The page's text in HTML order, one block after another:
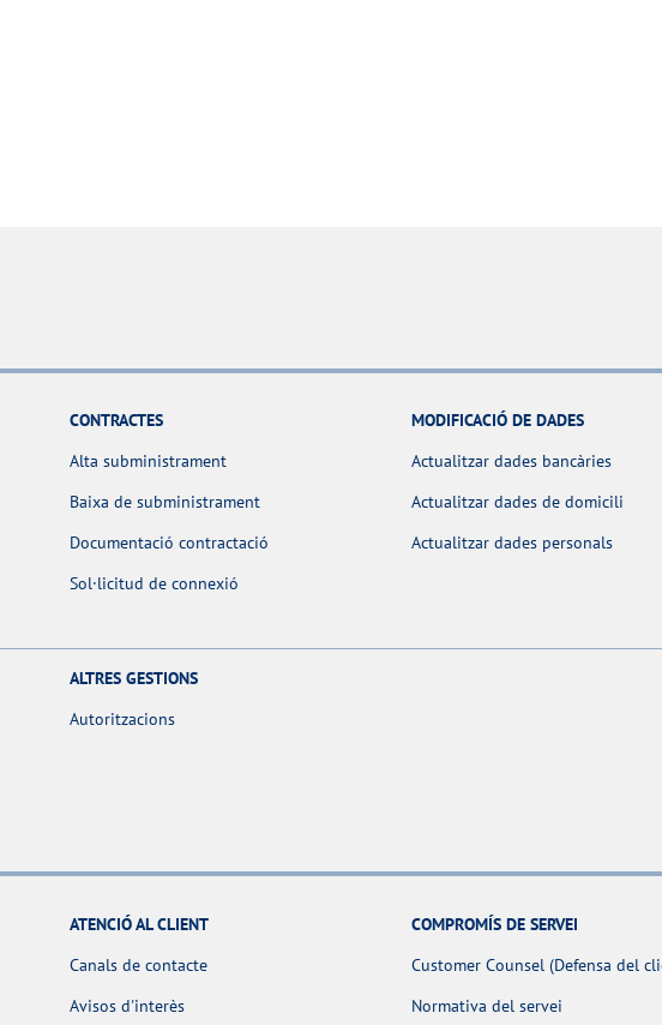
CONTRACTES
Alta subministrament
Baixa de subministrament
Documentació contractació
Sol·licitud de connexió
MODIFICACIÓ DE DADES
Actualitzar dades bancàries
Actualitzar dades de domicili
Actualitzar dades personals
ALTRES GESTIONS
Autoritzacions
ATENCIÓ AL CLIENT
Canals de contacte
Avisos d'interès
COMPROMÍS DE SERVEI
Customer Counsel (Defensa del
Normativa del servei